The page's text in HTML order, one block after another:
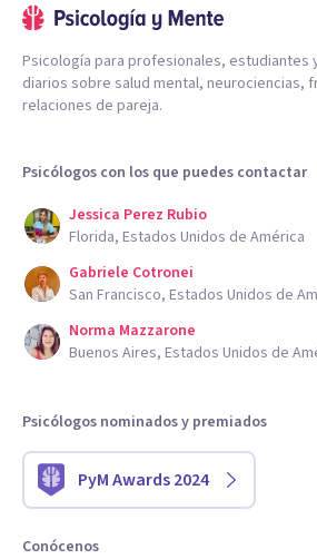
Psicología para profesionales, estudiantes
diarios sobre salud mental, neurociencias,
relaciones de pareja.
Psicólogos con los que puedes contactar
Jessica Perez Rubio
Florida, Estados Unidos de América
Gabriele Cotronei
San Francisco, Estados Unidos de
Norma Mazzarone
Buenos Aires, Estados Unidos de
Psicólogos nominados y premiados
PyM Awards 2024
Conócenos